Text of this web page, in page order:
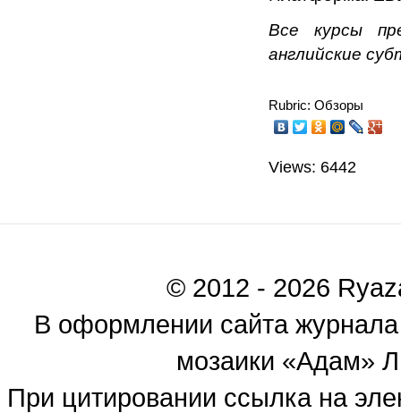
Все курсы
английские
Rubric: Обзоры
Views: 6442
© 2012 - 2026
В оформлении сайта
мозаики «Адам»
При цитировании ссылка на